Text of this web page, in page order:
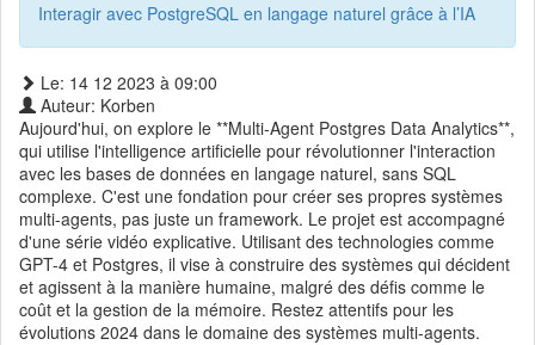
Interagir avec PostgreSQL en langage naturel grâce à l’IA
Le: 14 12 2023 à 09:00
Auteur: Korben
Aujourd'hui, on explore le **Multi-Agent Postgres Data Analytics**,
qui utilise l'intelligence artificielle pour révolutionner l'interaction
avec les bases de données en langage naturel, sans SQL
complexe. C'est une fondation pour créer ses propres systèmes
multi-agents, pas juste un framework. Le projet est accompagné
d'une série vidéo explicative. Utilisant des technologies comme
GPT-4 et Postgres, il vise à construire des systèmes qui décident
et agissent à la manière humaine, malgré des défis comme le
coût et la gestion de la mémoire. Restez attentifs pour les
évolutions 2024 dans le domaine des systèmes multi-agents.